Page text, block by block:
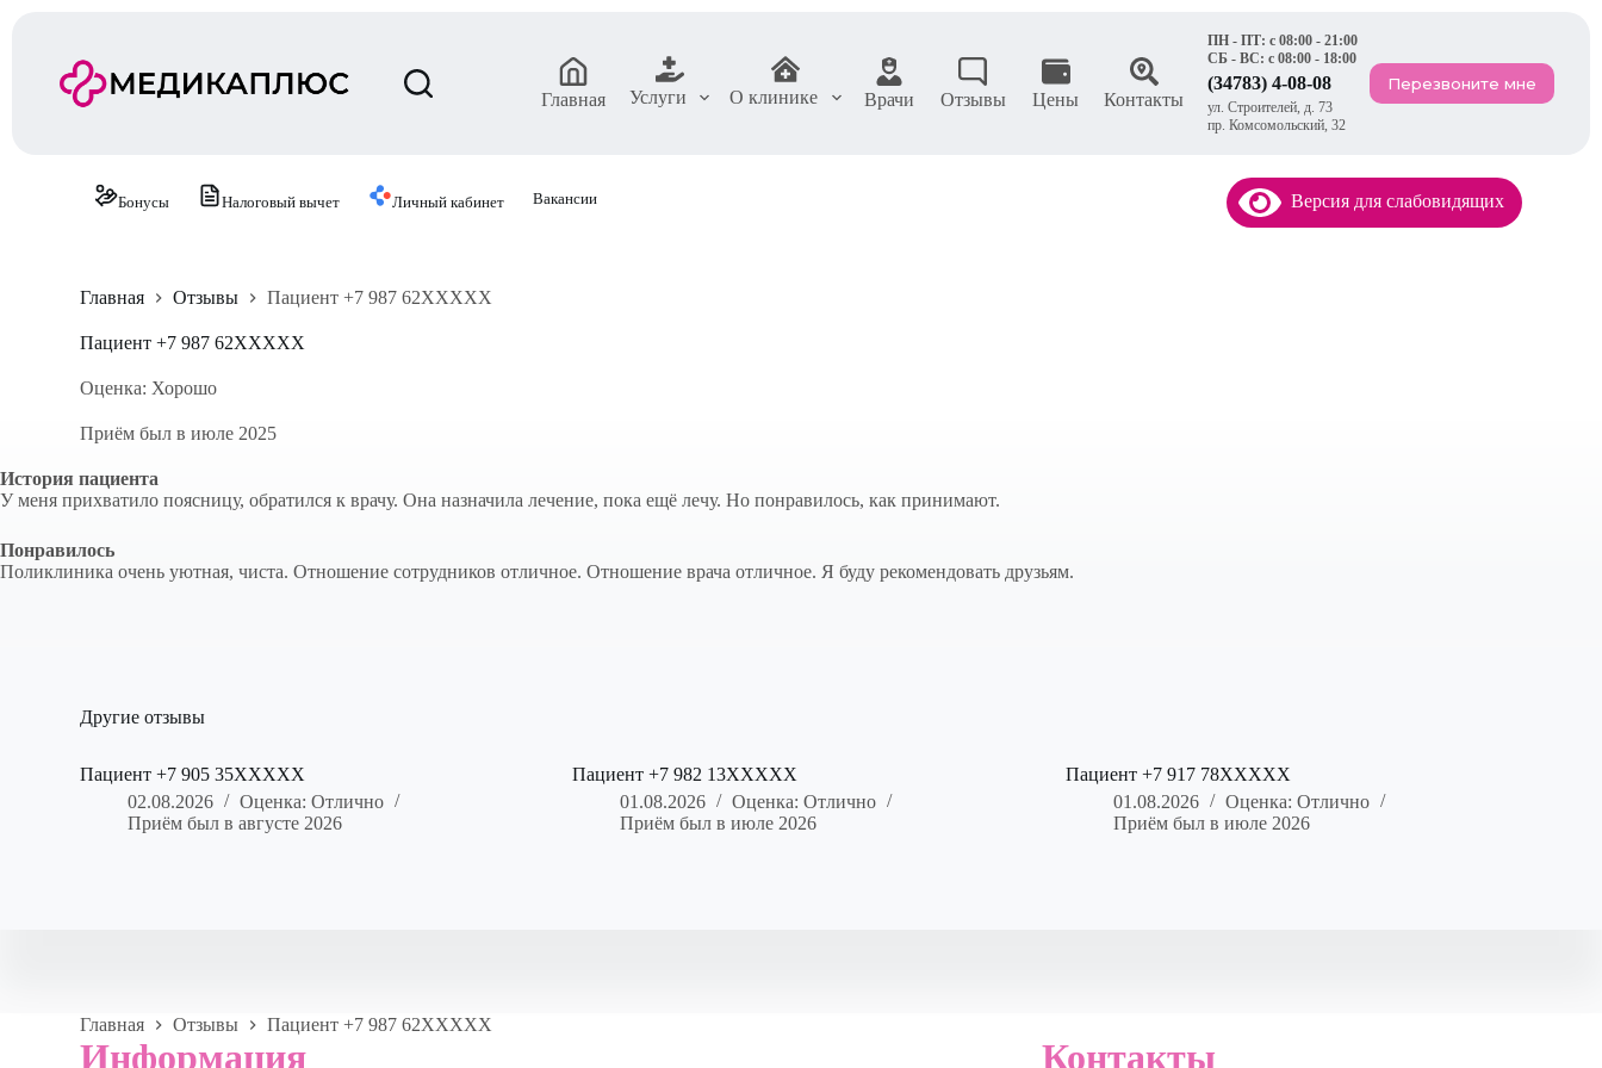
Главная Услуги О клинике Врачи Отзывы Цены Контакты
ПН - ПТ: с 08:00 - 21:00
СБ - ВС: с 08:00 - 18:00
(34783) 4-08-08
ул. Строителей, д. 73
пр. Комсомольский, 32
Перезвоните мне
Бонусы Налоговый вычет Личный кабинет Вакансии Версия для слабовидящих
Главная Отзывы Пациент +7 987 62XXXXX
Пациент +7 987 62XXXXX
Оценка: Хорошо
Приём был в июле 2025
История пациента
У меня прихватило поясницу, обратился к врачу. Она назначила лечение, пока ещё лечу. Но понравилось, как принимают.
Понравилось
Поликлиника очень уютная, чиста. Отношение сотрудников отличное. Отношение врача отличное. Я буду рекомендовать друзьям.
Другие отзывы
Пациент +7 905 35XXXXX
02.08.2026
Оценка: Отлично
Приём был в августе 2026
Пациент +7 982 13XXXXX
01.08.2026
Оценка: Отлично
Приём был в июле 2026
Пациент +7 917 78XXXXX
01.08.2026
Оценка: Отлично
Приём был в июле 2026
Главная Отзывы Пациент +7 987 62XXXXX
Информация Контакты